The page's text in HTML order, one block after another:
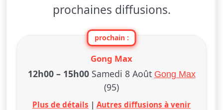
prochaines diffusions.
prochain :
Gong Max
12h00– 15h00 Samedi 8 Août Gong Max
(95)
Plus de détails | Autres diffusions à venir